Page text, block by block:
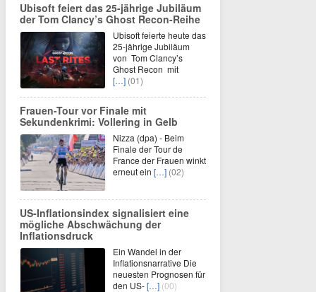
Ubisoft feiert das 25-jährige Jubiläum
der Tom Clancy’s Ghost Recon-Reihe
Ubisoft feierte heute das
25-jährige Jubiläum
von Tom Clancy’s
Ghost Recon mit
[…] (01)
Frauen-Tour vor Finale mit
Sekundenkrimi: Vollering in Gelb
Nizza (dpa) - Beim
Finale der Tour de
France der Frauen winkt
erneut ein […] (02)
US-Inflationsindex signalisiert eine
mögliche Abschwächung der
Inflationsdruck
Ein Wandel in der
Inflationsnarrative Die
neuesten Prognosen für
den US-[…] (00)